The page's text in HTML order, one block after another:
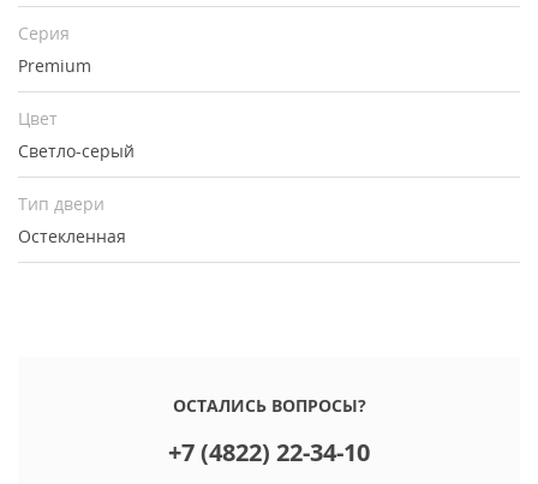
Серия
Premium
Цвет
Светло-серый
Тип двери
Остекленная
ОСТАЛИСЬ ВОПРОСЫ?
+7 (4822) 22-34-10